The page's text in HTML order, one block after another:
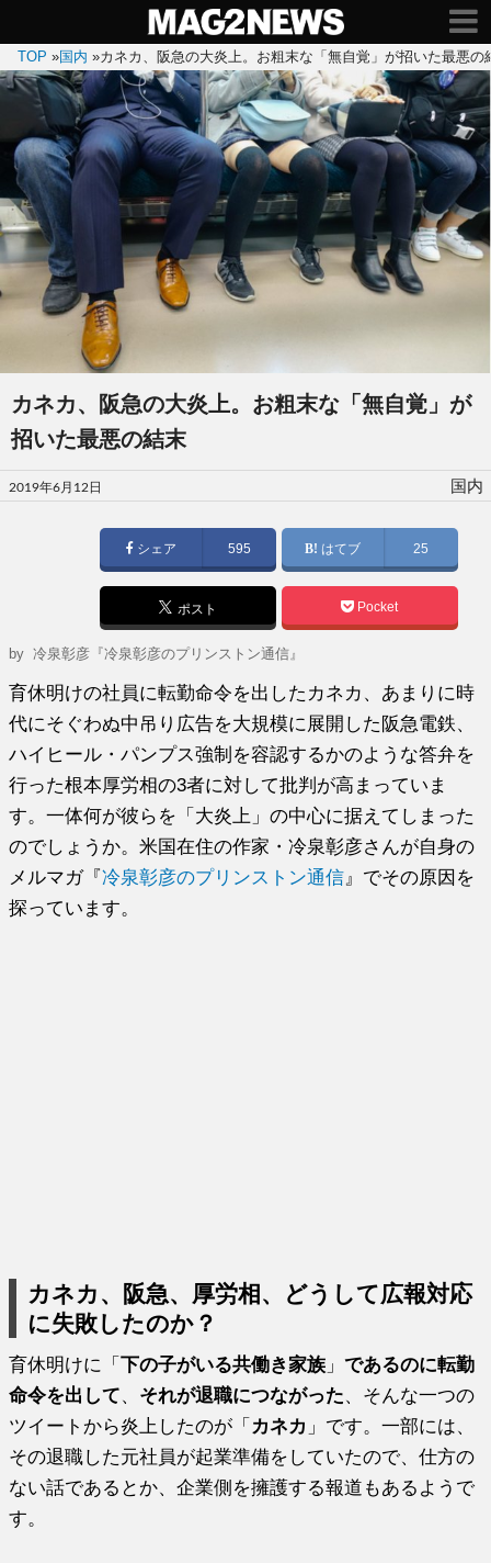
TOP »国内 »カネカ、阪急の大炎上。お粗末な「無自覚」が招いた最悪の
カネカ、阪急の大炎上。お粗末な「無自覚」が
招いた最悪の結末
投
稿
2019年6月12日 国内
シェア 595 はてブ 25
ポスト Pocket
by冷泉彰彦『冷泉彰彦のプリンストン通信』
育休明けの社員に転勤命令を出したカネカ、あまりに時
代にそぐわぬ中吊り広告を大規模に展開した阪急電鉄、
ハイヒール・パンプス強制を容認するかのような答弁を
行った根本厚労相の3者に対して批判が高まっていま
す。一体何が彼らを「大炎上」の中心に据えてしまった
のでしょうか。米国在住の作家・冷泉彰彦さんが自身の
メルマガ『冷泉彰彦のプリンストン通信 』でその原因を
探っています。
カネカ、阪急、厚労相、どうして広報対応
に失敗したのか？
育休明けに「下の子がいる共働き家族 」であるのに転勤
命令を出して、 それが退職につながった、そんな一つの
ツイートから炎上したのが「 カネカ 」です。一部には、
その退職した元社員が起業準備をしていたので、仕方の
ない話であるとか、企業側を擁護する報道もあるようで
す。